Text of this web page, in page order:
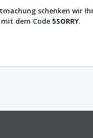
schenken wir
dem Code 5SORRY.